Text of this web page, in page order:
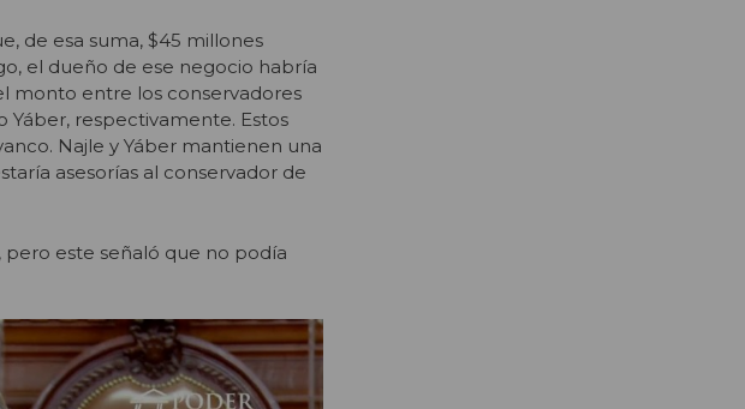
de esa suma, $45 millones
el dueño de ese negocio habría
monto entre los conservadores
Yáber, respectivamente. Estos
Najle y Yáber mantienen una
asesorías al conservador de
pero este señaló que no podía